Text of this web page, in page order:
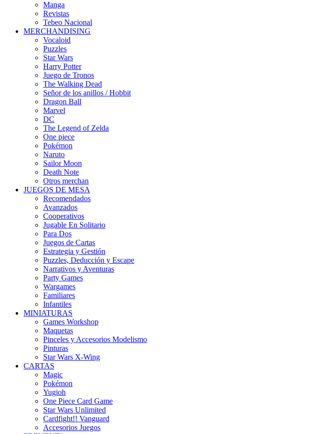
Manga
Revistas
Tebeo Nacional
MERCHANDISING
Vocaloid
Puzzles
Star Wars
Harry Potter
Juego de Tronos
The Walking Dead
Señor de los anillos / Hobbit
Dragon Ball
Marvel
DC
The Legend of Zelda
One piece
Pokémon
Naruto
Sailor Moon
Death Note
Otros merchan
JUEGOS DE MESA
Recomendados
Avanzados
Cooperativos
Jugable En Solitario
Para Dos
Juegos de Cartas
Estrategia y Gestión
Puzzles, Deducción y Escape
Narrativos y Aventuras
Party Games
Wargames
Familiares
Infantiles
MINIATURAS
Games Workshop
Maquetas
Pinceles y Accesorios Modelismo
Pinturas
Star Wars X-Wing
CARTAS
Magic
Pokémon
Yugioh
One Piece Card Game
Star Wars Unlimited
Cardfight!! Vanguard
Accesorios Juegos